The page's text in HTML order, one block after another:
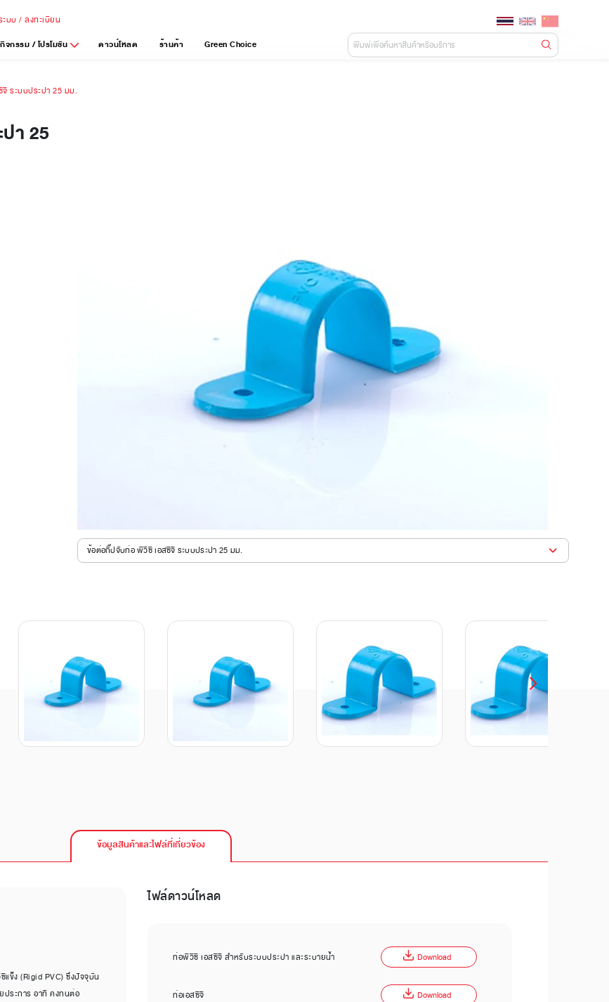
ะบบ / ลงทะเบียน
กิจกรรม / โปรโมชัน ดาวน์โหลด ร้านค้า Green Choice
ระบบประปา 25 มม.
า 25
ข้อต่อกิ๊ปจับท่อ พีวีซี เอสซีจี ระบบประปา 25 มม.
ข้อมูลสินค้าและไฟล์ที่เกี่ยวข้อง
ข็ง (Rigid PVC) ซึ่งปัจจุบัน
ประการ อาทิ คงทนต่อ
ไฟล์ดาวน์โหลด
ท่อพีวีซี เอสซีจี สำหรับระบบประปา และระบายน้ำ Download
ท่อเอสซีจี Download